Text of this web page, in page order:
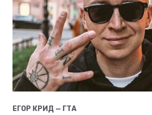
ЕГОР КРИД — ГТА